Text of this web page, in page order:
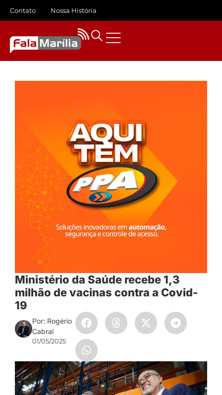
Contato Nossa História
Ministério da Saúde recebe 1,3
milhão de vacinas contra a Covid-
19
Por: Rogério
Cabral
01/05/2025